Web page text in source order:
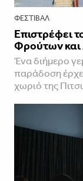
ΦΕΣΤΙΒΑΛ
Επιστρέφει
Φρούτων και
Ένα διήμερο
παράδοση
χωριό της